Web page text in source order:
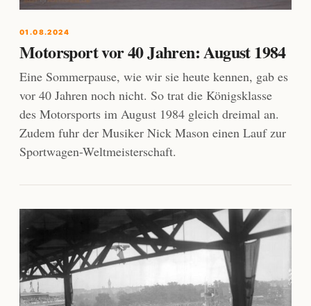
01.08.2024
Motorsport vor 40 Jahren: August 1984
Eine Sommerpause, wie wir sie heute kennen, gab es
vor 40 Jahren noch nicht. So trat die Königsklasse
des Motorsports im August 1984 gleich dreimal an.
Zudem fuhr der Musiker Nick Mason einen Lauf zur
Sportwagen-Weltmeisterschaft.